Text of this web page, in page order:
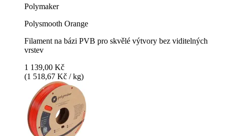
Polymaker
Polysmooth Orange
Filament na bázi PVB pro skvělé výtvory bez viditelných
vrstev
1 139,00 Kč
(1 518,67 Kč / kg)